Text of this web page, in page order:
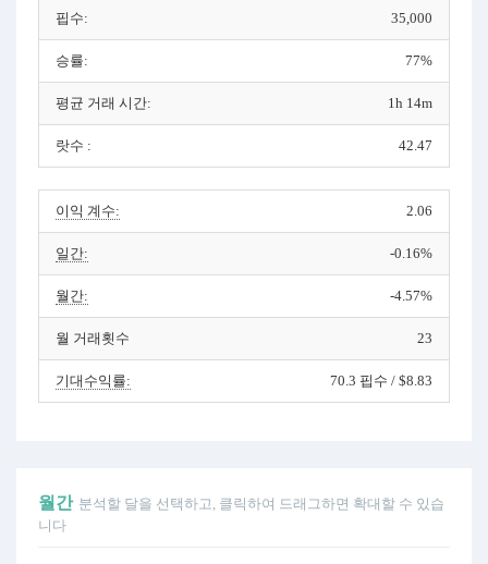
핍수: 35,000
승률: 77%
평균 거래 시간: 1h 14m
랏수 : 42.47
이익 계수: 2.06
일간: -0.16%
월간: -4.57%
월 거래횟수 23
기대수익률: 70.3 핍수 / $8.83
월간 분석할 달을 선택하고, 클릭하여 드래그하면 확대할 수 있습
니다